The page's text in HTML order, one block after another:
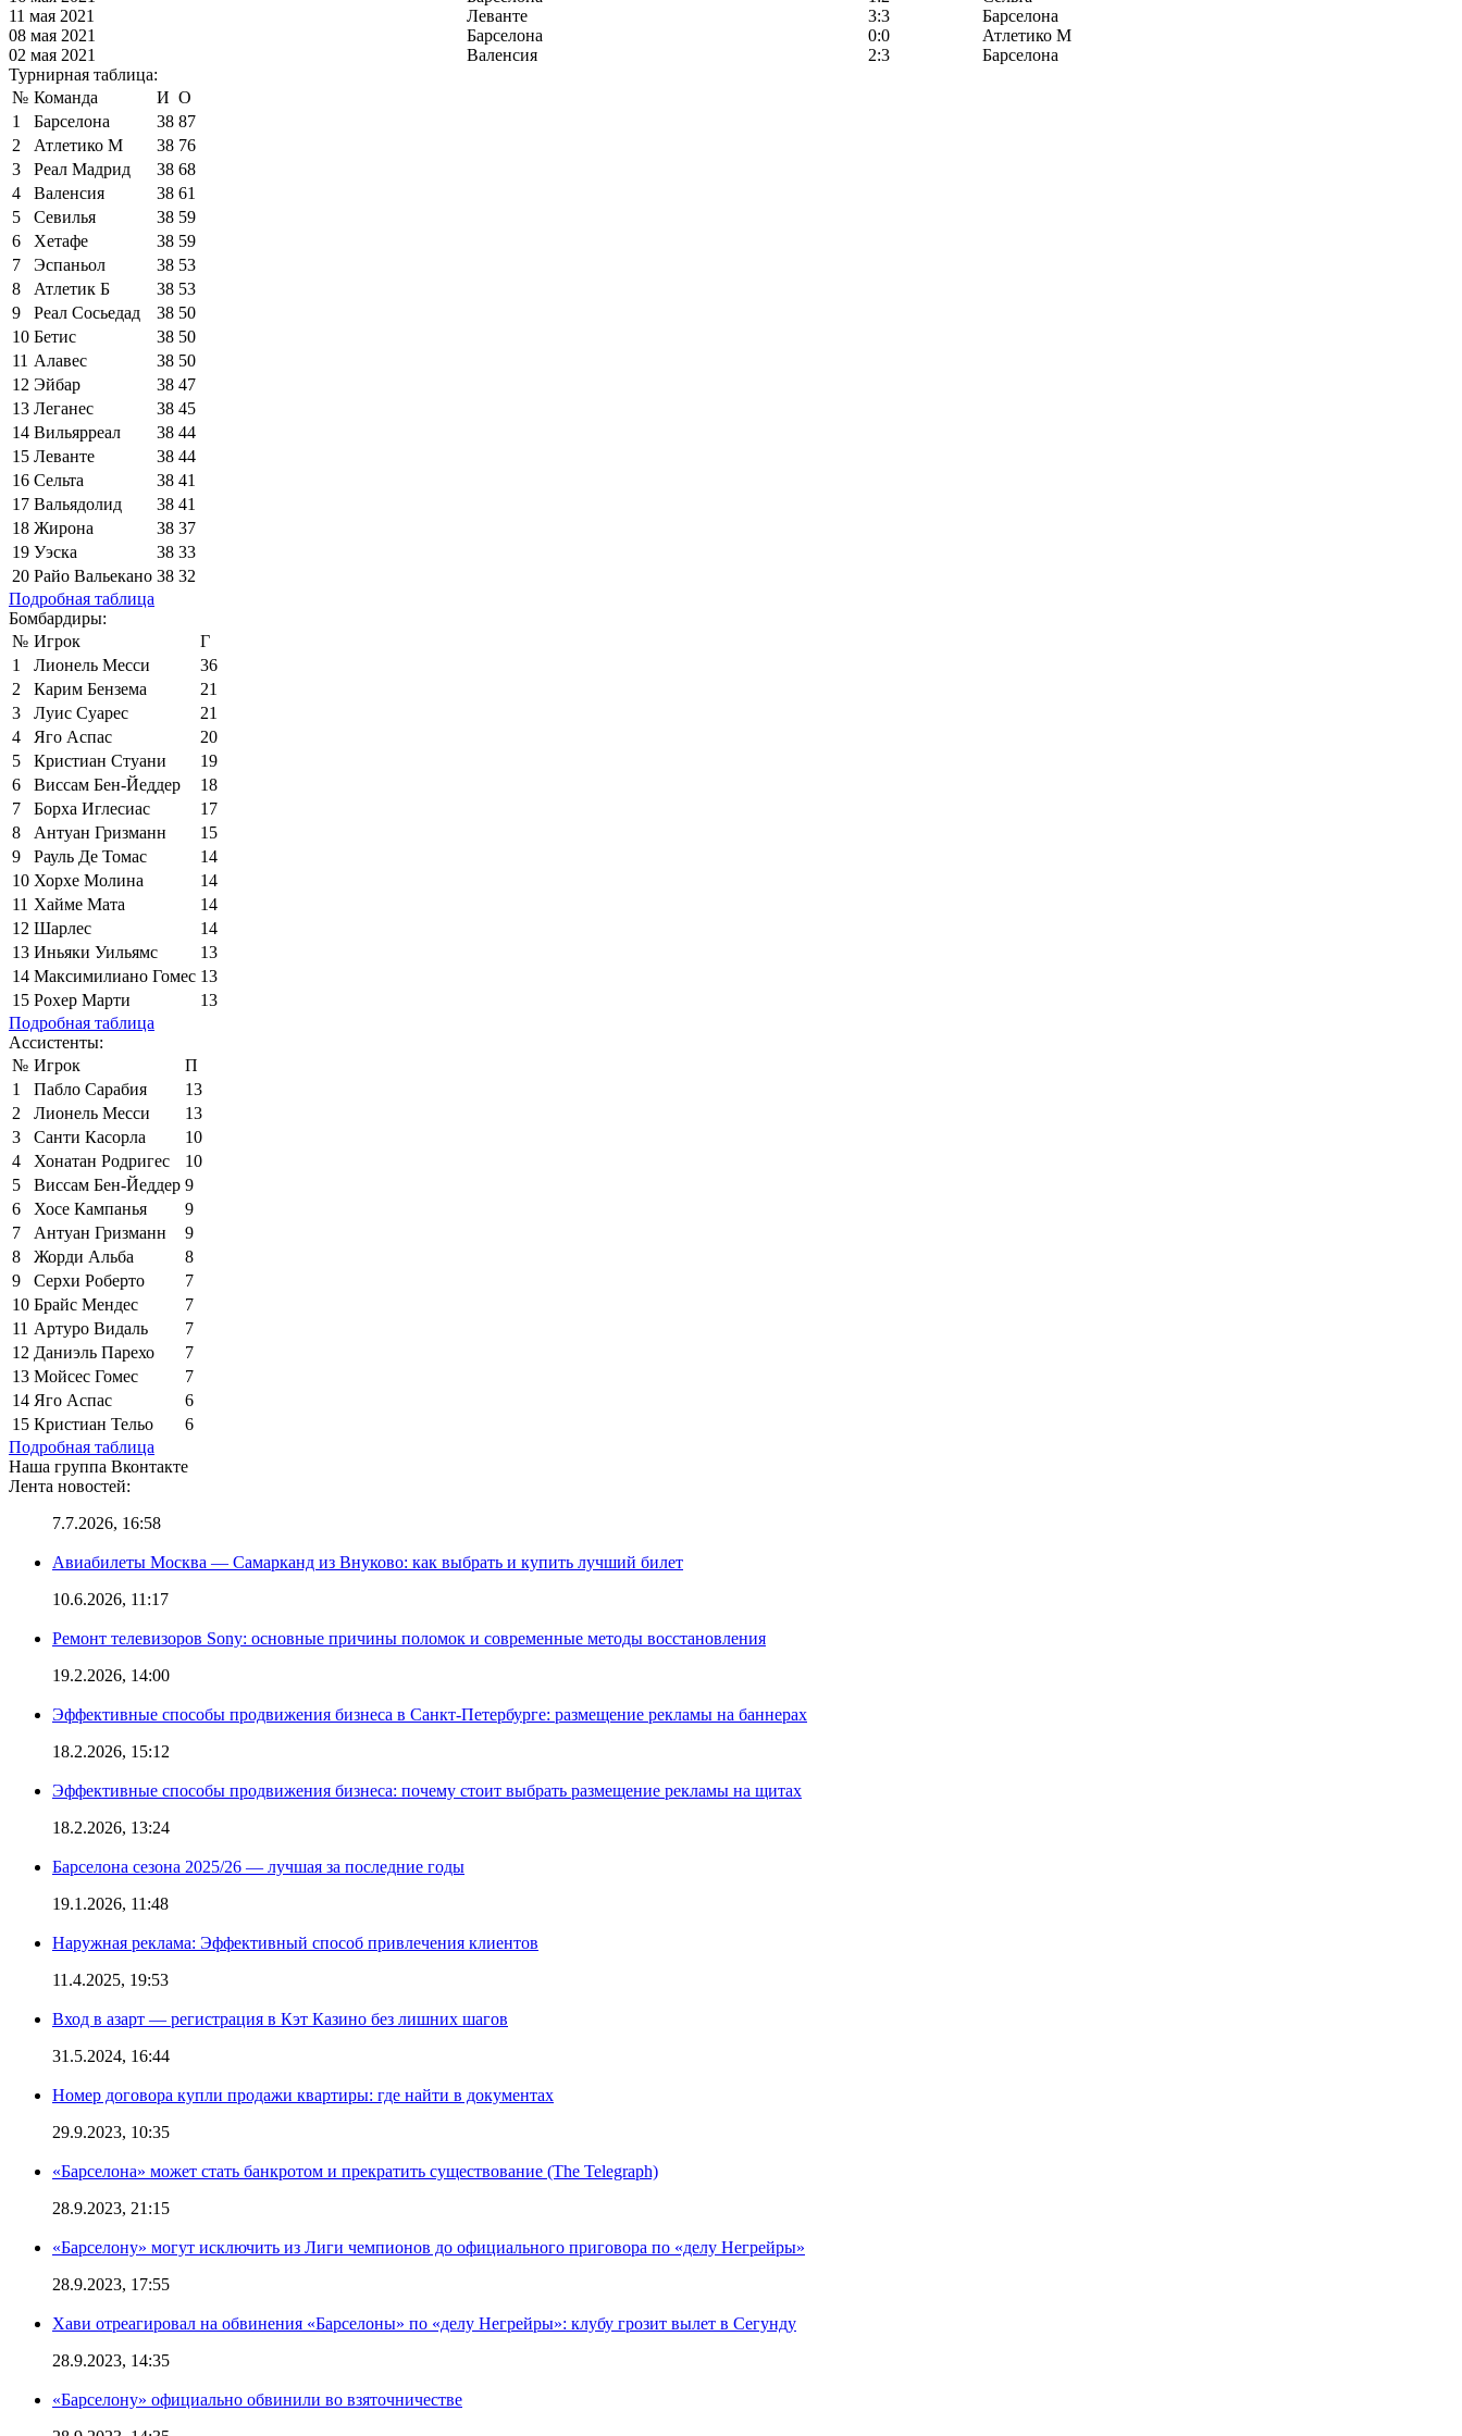
11 мая 2021
Леванте 3:3
Барселона
08 мая 2021
Барселона 0:0
Атлетико М
02 мая 2021
Валенсия 2:3
Барселона
Турнирная таблица:
№ Команда И О
1
Барселона 38 87
2
Атлетико М 38 76
3
Реал Мадрид 38 68
4
Валенсия 38 61
5
Севилья 38 59
6
Хетафе 38 59
7
Эспаньол 38 53
8
Атлетик Б 38 53
9
Реал Сосьедад 38 50
10 Бетис 38 50
11 Алавес 38 50
12 Эйбар 38 47
13 Леганес 38 45
14 Вильярреал 38 44
15 Леванте 38 44
16 Сельта 38 41
17 Вальядолид 38 41
18 Жирона 38 37
19 Уэска 38 33
20 Райо Вальекано 38 32
Подробная таблица
Бомбардиры:
№ Игрок
Г
1
Лионель Месси
36
2
Карим Бензема
21
3
Луис Суарес
21
4
Яго Аспас
20
5
Кристиан Стуани
19
6
Виссам Бен-Йеддер
18
7
Борха Иглесиас
17
8
Антуан Гризманн
15
9
Рауль Де Томас
14
10 Хорхе Молина
14
11 Хайме Мата
14
12 Шарлес
14
13 Иньяки Уильямс
13
14 Максимилиано Гомес 13
15 Рохер Марти
13
Подробная таблица
Ассистенты:
№ Игрок
П
1
Пабло Сарабия
13
2
Лионель Месси
13
3
Санти Касорла
10
4
Хонатан Родригес
10
5
Виссам Бен-Йеддер 9
6
Хосе Кампанья
9
7
Антуан Гризманн
9
8
Жорди Альба
8
9
Серхи Роберто
7
10 Брайс Мендес
7
11 Артуро Видаль
7
12 Даниэль Парехо
7
13 Мойсес Гомес
7
14 Яго Аспас
6
15 Кристиан Тельо
6
Подробная таблица
Наша группа Вконтакте
Лента новостей:
7.7.2026, 16:58
Авиабилеты Москва — Самарканд из Внуково: как выбрать и купить лучший билет
10.6.2026, 11:17
Ремонт телевизоров Sony: основные причины поломок и современные методы восстановления
19.2.2026, 14:00
Эффективные способы продвижения бизнеса в Санкт-Петербурге: размещение рекламы на баннерах
18.2.2026, 15:12
Эффективные способы продвижения бизнеса: почему стоит выбрать размещение рекламы на щитах
18.2.2026, 13:24
Барселона сезона 2025/26 — лучшая за последние годы
19.1.2026, 11:48
Наружная реклама: Эффективный способ привлечения клиентов
11.4.2025, 19:53
Вход в азарт — регистрация в Кэт Казино без лишних шагов
31.5.2024, 16:44
Номер договора купли продажи квартиры: где найти в документах
29.9.2023, 10:35
«Барселона» может стать банкротом и прекратить существование (The Telegraph)
28.9.2023, 21:15
«Барселону» могут исключить из Лиги чемпионов до официального приговора по «делу Негрейры»
28.9.2023, 17:55
Хави отреагировал на обвинения «Барселоны» по «делу Негрейры»: клубу грозит вылет в Сегунду
28.9.2023, 14:35
«Барселону» официально обвинили во взяточничестве